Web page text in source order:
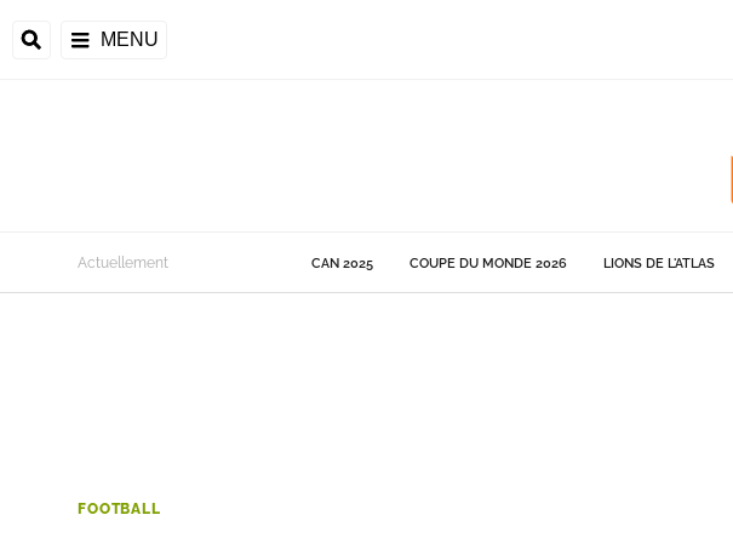
MENU
de la CAF
Actuellement CAN 2025 COUPE DU MONDE 2026 LIONS DE L'ATLAS
FOOTBALL